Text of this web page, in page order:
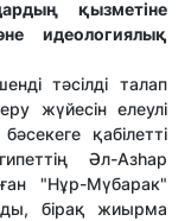
қызметіне
идеологиялық
тәсілді талап
жүйесін елеулі
қабілетті
Әл-Азһар
"Нұр-Мүбарак"
бірақ жиырма